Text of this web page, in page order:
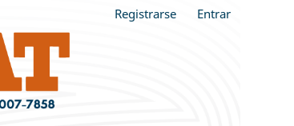
Registrarse Entrar